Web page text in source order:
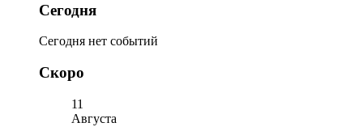
Сегодня
Сегодня нет событий
Скоро
11
Августа